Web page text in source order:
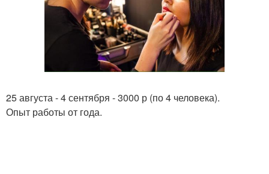
25 августа - 4 сентября - 3000 р (по 4 человека).
Опыт работы от года.